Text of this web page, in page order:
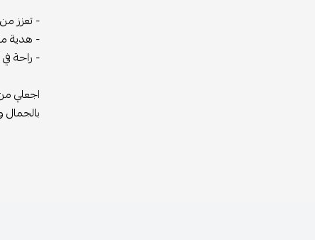
- تعزز
- هدية
- راحة
اجعلي
بالجمال